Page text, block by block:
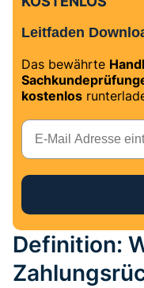
Leitfaden
Das bewährte
kostenlos
E-Mail
Definition: